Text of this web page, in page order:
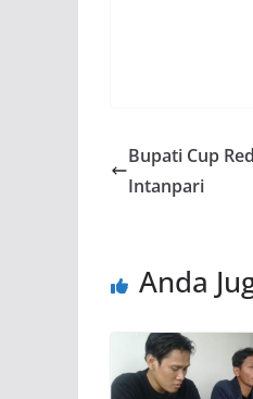
Bupati Cup
Intanpari
Anda